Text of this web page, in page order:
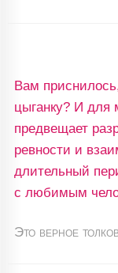
Вам
цыганку? И
предвещает
ревности и
длительный
с любимым
Это верное